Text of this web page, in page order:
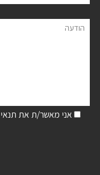
הודעה
אני מאשר/ת את